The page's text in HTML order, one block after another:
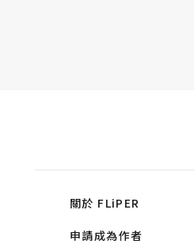
關於 FLiPER
申請成為作者